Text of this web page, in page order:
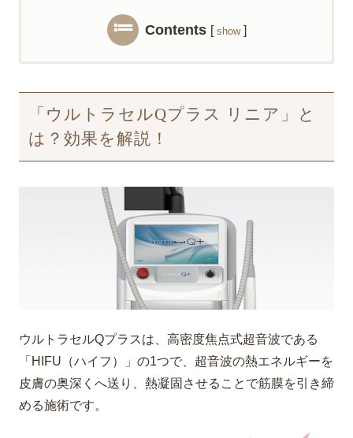
Contents [ show ]
「ウルトラセルQプラス リニア」と
は？効果を解説！
ウルトラセルQプラスは、高密度焦点式超音波である
「HIFU（ハイフ）」の1つで、超音波の熱エネルギーを
皮膚の奥深くへ送り、熱凝固させることで筋膜を引き締
める施術です。